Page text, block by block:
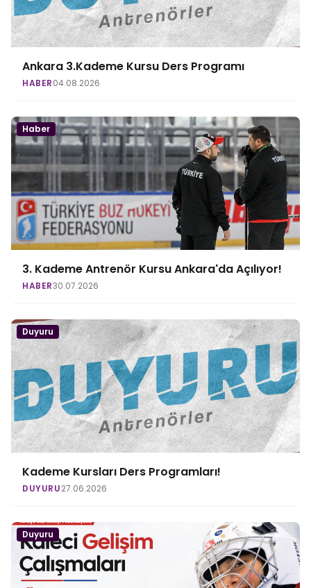
Ankara 3.Kademe Kursu Ders Programı
HABER04.08.2026
Haber
3. Kademe Antrenör Kursu Ankara'da Açılıyor!
HABER30.07.2026
Duyuru
Kademe Kursları Ders Programları!
DUYURU27.06.2026
Duyuru